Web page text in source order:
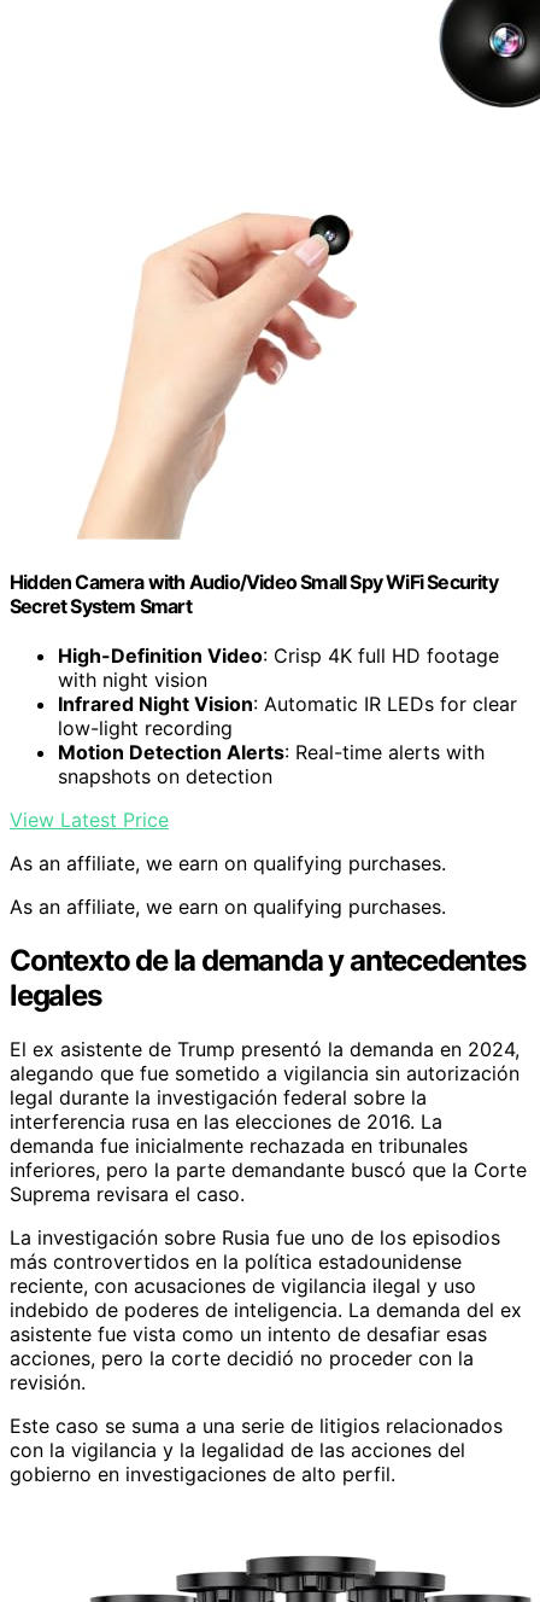
Hidden Camera with Audio/Video Small Spy WiFi Security
Secret System Smart
High-Definition Video: Crisp 4K full HD footage
with night vision
Infrared Night Vision: Automatic IR LEDs for clear
low-light recording
Motion Detection Alerts: Real-time alerts with
snapshots on detection
View Latest Price
As an affiliate, we earn on qualifying purchases.
As an affiliate, we earn on qualifying purchases.
Contexto de la demanda y antecedentes
legales
El ex asistente de Trump presentó la demanda en 2024,
alegando que fue sometido a vigilancia sin autorización
legal durante la investigación federal sobre la
interferencia rusa en las elecciones de 2016. La
demanda fue inicialmente rechazada en tribunales
inferiores, pero la parte demandante buscó que la Corte
Suprema revisara el caso.
La investigación sobre Rusia fue uno de los episodios
más controvertidos en la política estadounidense
reciente, con acusaciones de vigilancia ilegal y uso
indebido de poderes de inteligencia. La demanda del ex
asistente fue vista como un intento de desafiar esas
acciones, pero la corte decidió no proceder con la
revisión.
Este caso se suma a una serie de litigios relacionados
con la vigilancia y la legalidad de las acciones del
gobierno en investigaciones de alto perfil.